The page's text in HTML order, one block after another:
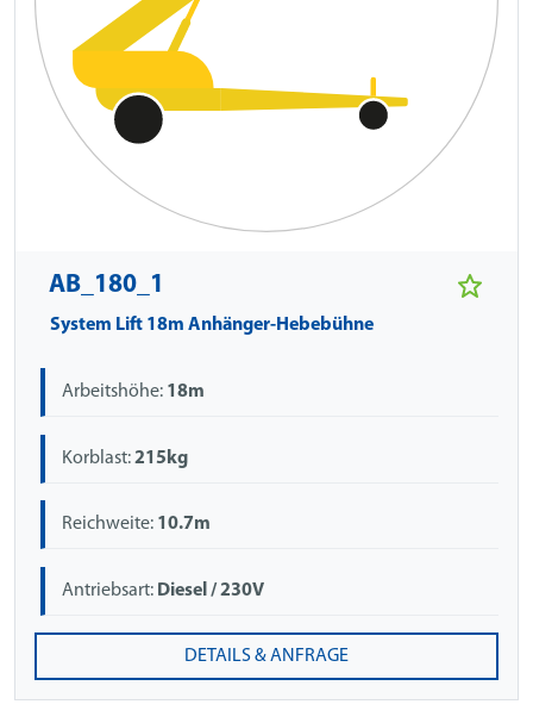
AB_180_1
System Lift 18m Anhänger-Hebebühne
Arbeitshöhe: 18m
Korblast:215kg
Reichweite: 10.7m
Antriebsart: Diesel / 230V
DETAILS & ANFRAGE